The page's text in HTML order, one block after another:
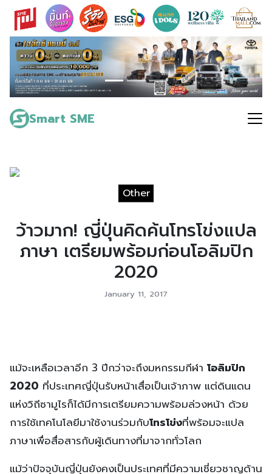
Skip
content
Smart SME
Search
for:
Other
ว้าวมาก! ญี่ปุ่นคิดค้นโทรโข่งแปล
ภาษา เตรียมพร้อมก่อนโอลิมปิก
2020
January 11, 2017
แม้จะเหลือเวลาอีก 3 ปีกว่าจะถึงมหกรรมกีฬา โอลิมปิก
2020 ที่ประเทศญี่ปุ่นรับหน้าเสื่อเป็นเจ้าภาพ แต่ดินแดน
แห่งวิถีซามูไรก็ได้มีการเตรียมความพร้อมล่วงหน้า ด้วย
การใช้เทคโนโลยีมาใช้งานร่วมกับโทรโข่งที่พร้อมจะแปล
ภาษาเพื่อสื่อสารกับผู้เดินทางที่มาจากทั่วโลก
แม้ว่าปัจจุบันญี่ปุ่นยังคงเป็นประเทศที่มีความเชี่ยวชาญด้าน